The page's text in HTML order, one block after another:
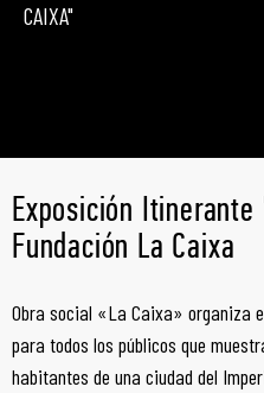
CAIXA"
Exposición
Fundación La Caixa
Obra social «La Caixa» organiza
para todos los públicos que
habitantes de una ciudad del